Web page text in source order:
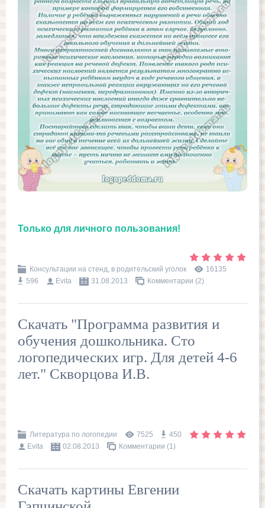
Только для личного пользования!
Консультации на стенд, в родительский уголок
16135
596
Evita 31.08.2013 Комментарии (2)
Скачать "Программа развития и
обучения дошкольника. Сто
логопедических игр. Для детей 4-6
лет." Скворцова И.В.
Литература по логопедии 7525
450
Evita
02.08.2013 Комментарии (1)
Скачать картины Евгении